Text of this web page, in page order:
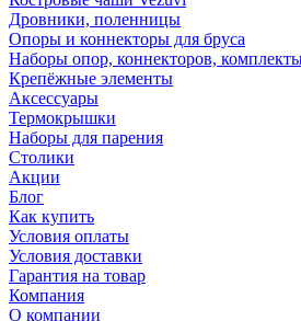
Дровники, поленницы
Опоры и коннекторы для бруса
Наборы опор, коннекторов,
Крепёжные элементы
Аксессуары
Термокрышки
Наборы для парения
Столики
Акции
Блог
Как купить
Условия оплаты
Условия доставки
Гарантия на товар
Компания
О компании